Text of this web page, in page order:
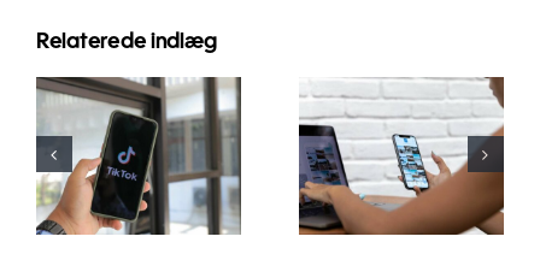
Relaterede indlæg
Maksimer
Rækkevidde:
Effektive
Tværplatforms
Postværktøjer
Top 3
platforme til
at finde
idéer til
brugergenereret
indhold